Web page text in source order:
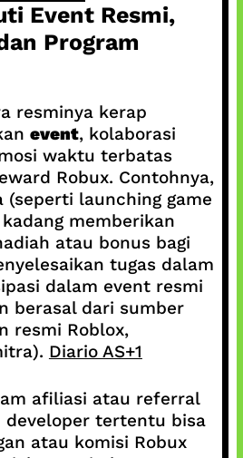
Event Resmi,
Program
resminya kerap
event, kolaborasi
waktu terbatas
Robux. Contohnya,
(seperti launching game
memberikan
atau bonus bagi
tugas dalam
dalam event resmi
berasal dari sumber
resmi Roblox,
Diario AS+1
afiliasi atau referral
developer tertentu bisa
atau komisi Robux